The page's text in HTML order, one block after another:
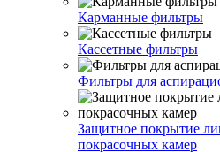
Карманные фильтры
Кассетные фильтры
Фильтры для
Защитное покрытие
покрасочных камер